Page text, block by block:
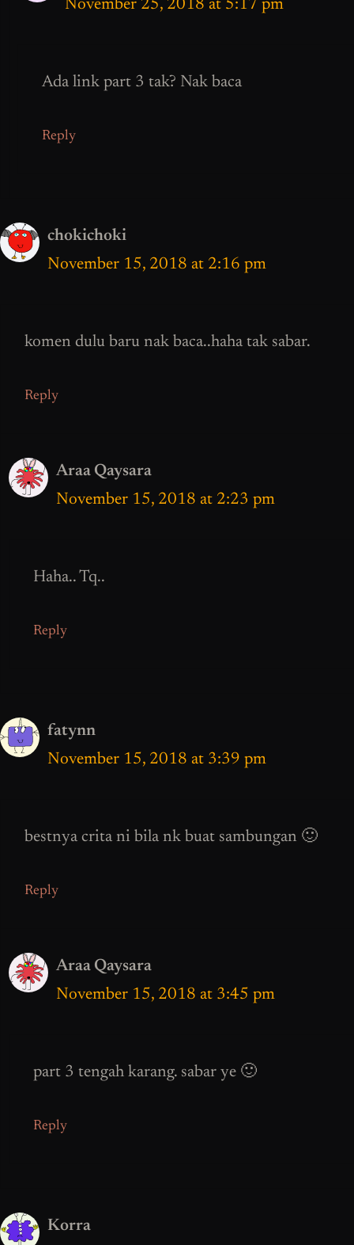
November 25, 2018 at 5:17 pm
Ada link part 3 tak? Nak baca
Reply
chokichoki
November 15, 2018 at 2:16 pm
komen dulu baru nak baca..haha tak sabar.
Reply
Araa Qaysara
November 15, 2018 at 2:23 pm
Haha.. Tq..
Reply
fatynn
November 15, 2018 at 3:39 pm
bestnya crita ni bila nk buat sambungan 🙂
Reply
Araa Qaysara
November 15, 2018 at 3:45 pm
part 3 tengah karang. sabar ye 🙂
Reply
Korra